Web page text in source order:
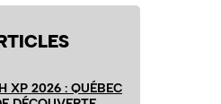
XP 2026 : QUÉBEC